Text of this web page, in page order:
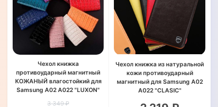
Чехол книжка
противоударный магнитный
КОЖАНЫЙ влагостойкий для
Samsung A02 A022 "LUXON"
3 349 ₽
Чехол книжка из натуральной
кожи противоударный
магнитный для Samsung A02
A022 "CLASIC"